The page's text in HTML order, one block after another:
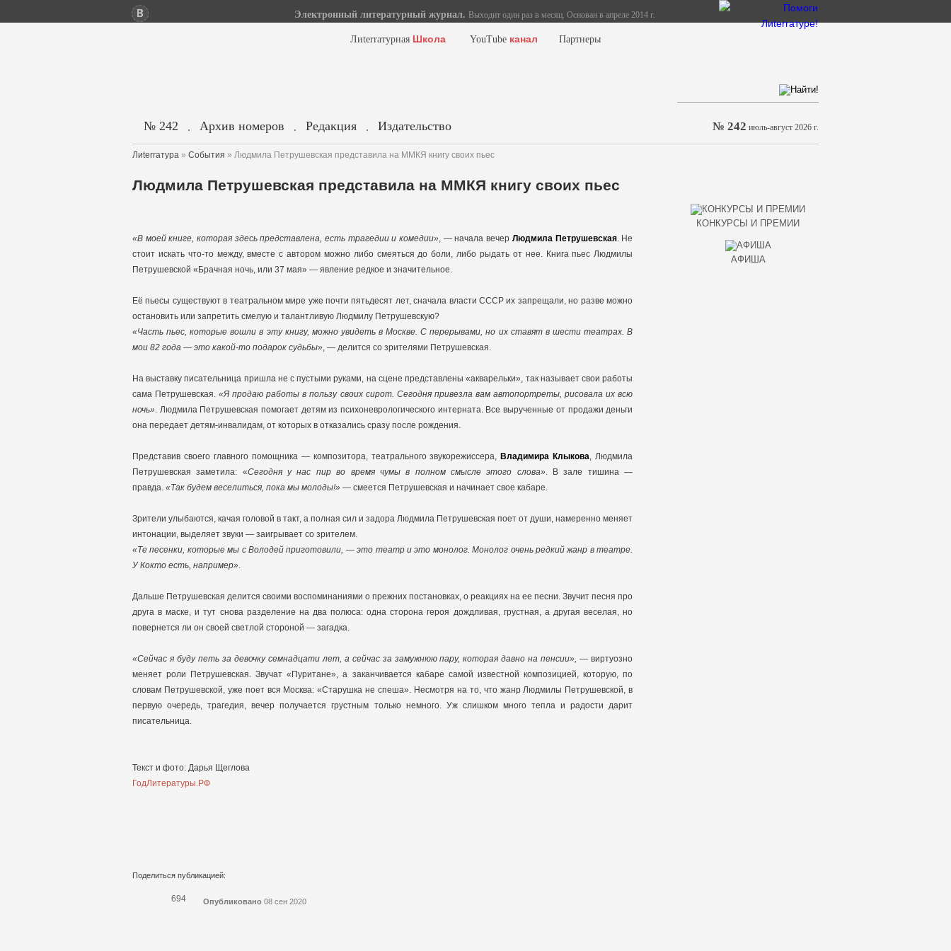
Электронный литературный журнал. Выходит один раз в месяц. Основан в апреле 2014 г.
Лиterraтурная Школа YouTube канал Партнеры
№ 242 . Архив номеров . Редакция . Издательство № 242 июль-август 2026 г.
Лиterraтура » События » Людмила Петрушевская представила на ММКЯ книгу своих пьес
Людмила Петрушевская представила на ММКЯ книгу своих пьес
«В моей книге, которая здесь представлена, есть трагедии и комедии», — начала вечер Людмила Петрушевская. Не
стоит искать что-то между, вместе с автором можно либо смеяться до боли, либо рыдать от нее. Книга пьес Людмилы
Петрушевской «Брачная ночь, или 37 мая» — явление редкое и значительное.
Её пьесы существуют в театральном мире уже почти пятьдесят лет, сначала власти СССР их запрещали, но разве можно
остановить или запретить смелую и талантливую Людмилу Петрушевскую?
«Часть пьес, которые вошли в эту книгу, можно увидеть в Москве. С перерывами, но их ставят в шести театрах. В
мои 82 года — это какой-то подарок судьбы», — делится со зрителями Петрушевская.
На выставку писательница пришла не с пустыми руками, на сцене представлены «акварельки», так называет свои работы
сама Петрушевская.«Я продаю работы в пользу своих сирот. Сегодня привезла вам автопортреты, рисовала их всю
ночь». Людмила Петрушевская помогает детям из психоневрологического интерната. Все вырученные от продажи деньги
она передает детям-инвалидам, от которых в отказались сразу после рождения.
Представив своего главного помощника — композитора, театрального звукорежиссера, Владимира Клыкова, Людмила
Петрушевская заметила: «Сегодня у нас пир во время чумы в полном смысле этого слова». В зале тишина —
правда. «Так будем веселиться, пока мы молоды!» — смеется Петрушевская и начинает свое кабаре.
Зрители улыбаются, качая головой в такт, а полная сил и задора Людмила Петрушевская поет от души, намеренно меняет
интонации, выделяет звуки — заигрывает со зрителем.
«Те песенки, которые мы с Володей приготовили, — это театр и это монолог. Монолог очень редкий жанр в театре.
У Кокто есть, например».
Дальше Петрушевская делится своими воспоминаниями о прежних постановках, о реакциях на ее песни. Звучит песня про
друга в маске, и тут снова разделение на два полюса: одна сторона героя дождливая, грустная, а другая веселая, но
повернется ли он своей светлой стороной — загадка.
«Сейчас я буду петь за девочку семнадцати лет, а сейчас за замужнюю пару, которая давно на пенсии», — виртуозно
меняет роли Петрушевская. Звучат «Пуритане», а заканчивается кабаре самой известной композицией, которую, по
словам Петрушевской, уже поет вся Москва: «Старушка не спеша». Несмотря на то, что жанр Людмилы Петрушевской, в
первую очередь, трагедия, вечер получается грустным только немного. Уж слишком много тепла и радости дарит
писательница.
Текст и фото: Дарья Щеглова
ГодЛитературы.РФ
Поделиться публикацией:
694 Опубликовано 08 сен 2020
КОНКУРСЫ И ПРЕМИИ
АФИША